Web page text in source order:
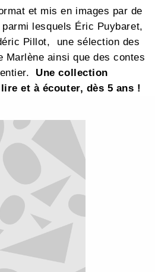
et mis en images par de
lesquels Éric Puybaret,
Pillot, une sélection des
Marlène ainsi que des contes
Une collection
et à écouter, dès 5 ans !